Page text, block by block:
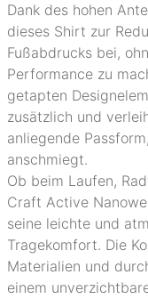
Dank des hohen
dieses Shirt zur
Fußabdrucks bei,
Performance zu
getapten
zusätzlich und
anliegende
anschmiegt.
Ob beim Laufen,
Craft Active
seine leichte und
Tragekomfort. Die
Materialien und
einem